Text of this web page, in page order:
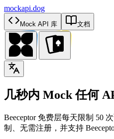
mockapi.dog
Mock API 库 文档
几秒内 Mock 任何
Beeceptor 免费层每天限制 50
制、无需注册，并支持